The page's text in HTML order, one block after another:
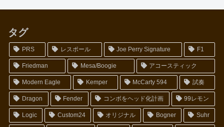
タグ
PRS レスポール Joe Perry Signature F1
Friedman Mesa/Boogie アコースティック
Modern Eagle Kemper McCarty 594 試奏
Dragon Fender コンボをヘッド化計画 99レモン
Logic Custom24 オリジナル Bogner Suhr